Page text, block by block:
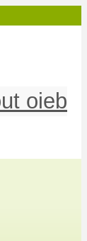
oieb